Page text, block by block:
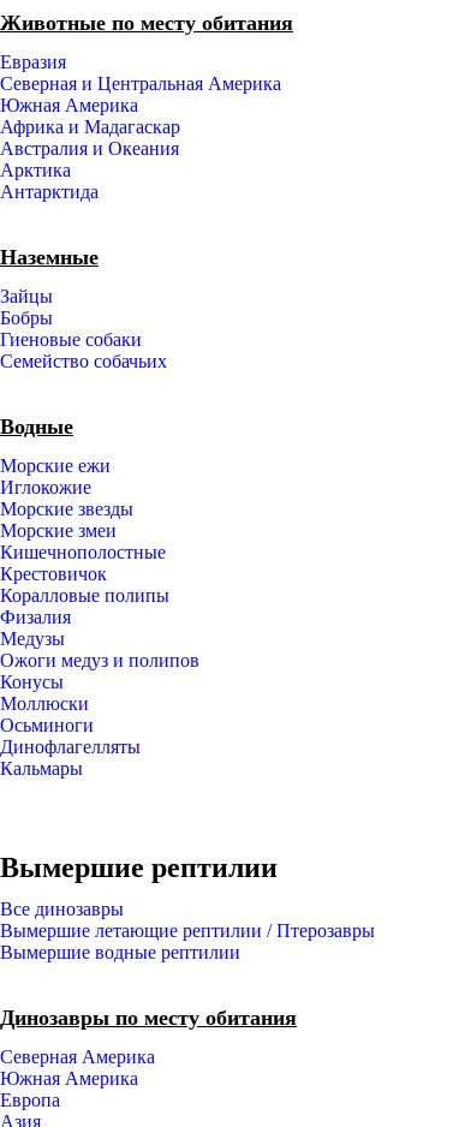
Животные по месту обитания
Евразия
Северная и Центральная Америка
Южная Америка
Африка и Мадагаскар
Австралия и Океания
Арктика
Антарктида
Наземные
Зайцы
Бобры
Гиеновые собаки
Семейство собачьих
Водные
Морские ежи
Иглокожие
Морские звезды
Морские змеи
Кишечнополостные
Крестовичок
Коралловые полипы
Физалия
Медузы
Ожоги медуз и полипов
Конусы
Моллюски
Осьминоги
Динофлагелляты
Кальмары
Вымершие рептилии
Все динозавры
Вымершие летающие рептилии / Птерозавры
Вымершие водные рептилии
Динозавры по месту обитания
Северная Америка
Южная Америка
Европа
Азия